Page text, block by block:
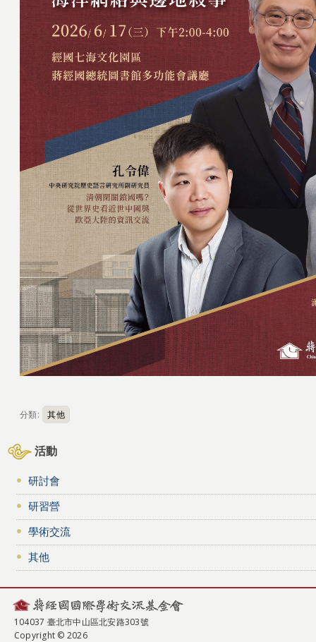
分類: 其他
活動
研討會
研習營
學術交流
其他
104037 臺北市中山區北安路303號
Copyright © 2026